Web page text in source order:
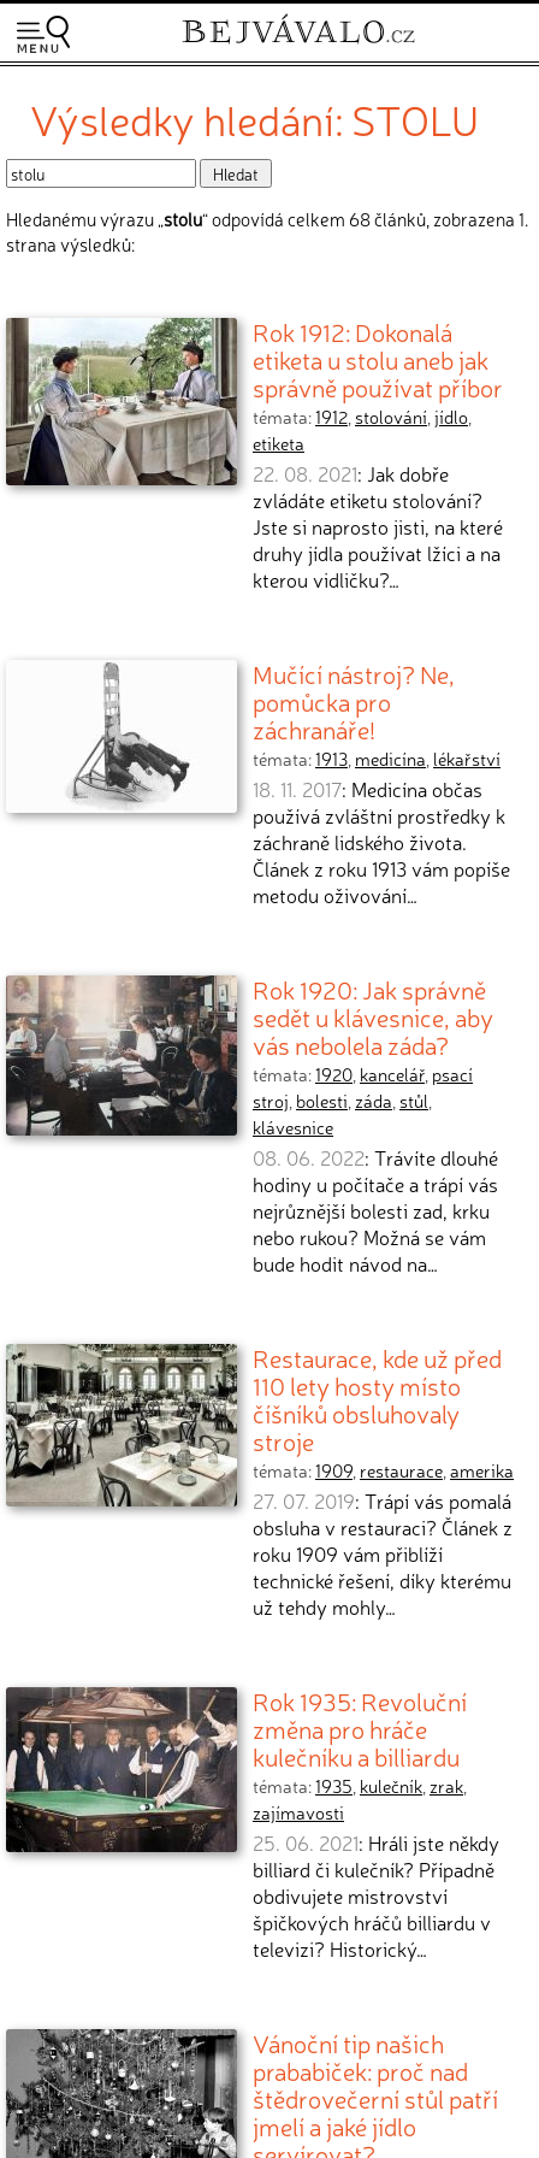
Výsledky hledání: STOLU
Hledanému výrazu „stolu“ odpovídá celkem 68 článků, zobrazena 1.
strana výsledků:
Rok 1912: Dokonalá
etiketa u stolu aneb jak
správně používat příbor
témata:1912, stolování,jídlo,
etiketa
22. 08. 2021: Jak dobře
zvládáte etiketu stolování?
Jste si naprosto jisti, na které
druhy jídla používat lžíci a na
kterou vidličku?…
Mučící nástroj? Ne,
pomůcka pro
záchranáře!
témata:1913, medicína, lékařství
18. 11. 2017: Medicína občas
používá zvláštní prostředky k
záchraně lidského života.
Článek z roku 1913 vám popíše
metodu oživování…
Rok 1920: Jak správně
sedět u klávesnice, aby
vás nebolela záda?
témata:1920, kancelář, psací
stroj, bolesti, záda, stůl,
klávesnice
08. 06. 2022: Trávíte dlouhé
hodiny u počítače a trápí vás
nejrůznější bolesti zad, krku
nebo rukou? Možná se vám
bude hodit návod na…
Restaurace, kde už před
110 lety hosty místo
číšníků obsluhovaly
stroje
témata:1909, restaurace,amerika
27. 07. 2019: Trápí vás pomalá
obsluha v restauraci? Článek z
roku 1909 vám přiblíží
technické řešení, díky kterému
už tehdy mohly…
Rok 1935: Revoluční
změna pro hráče
kulečníku a billiardu
témata:1935, kulečník, zrak,
zajímavosti
25. 06. 2021: Hráli jste někdy
billiard či kulečník? Případně
obdivujete mistrovství
špičkových hráčů billiardu v
televizi? Historický…
Vánoční tip našich
prababiček: proč nad
štědrovečerní stůl patří
jmelí a jaké jídlo